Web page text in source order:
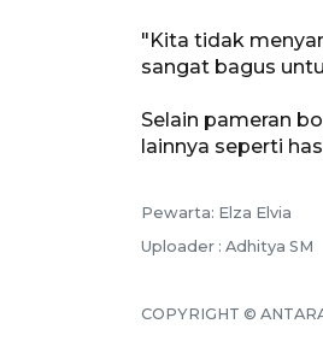
"Kita tidak
sangat bagus
Selain pameran
lainnya seperti
Pewarta: Elza Elvia
Uploader : Adhitya SM
COPYRIGHT ©